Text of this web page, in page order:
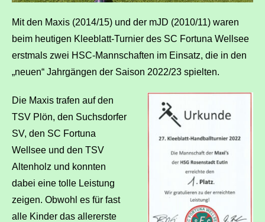
Mit den Maxis (2014/15) und der mJD (2010/11) waren
beim heutigen Kleeblatt-Turnier des SC Fortuna Wellsee
erstmals zwei HSC-Mannschaften im Einsatz, die in den
„neuen“ Jahrgängen der Saison 2022/23 spielten.
Die Maxis trafen auf den
TSV Plön, den Suchsdorfer
SV, den SC Fortuna
Wellsee und den TSV
Altenholz und konnten
dabei eine tolle Leistung
zeigen. Obwohl es für fast
alle Kinder das allererste